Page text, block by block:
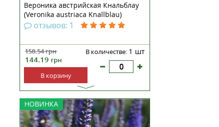
Вероника австрийская Кнальблау
(Veronika austriaca Knallblau)
рассада
отзывов: 1
158.54грн
144.19 грн
В количестве: 1 шт
В корзину
НОВИНКА
Вероника длиннолистная
Блауризен — многолетнее
корневищное, травянистое